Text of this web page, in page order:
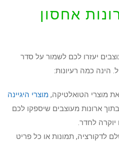
אחסון
יעזרו לכם לשמור על סדר
הינה כמה רעיונות:
מוצרי הטואלטיקה, מוצרי היגיינה
ארונות מעוצבים שיספקו לכם
יוקרה לחדר.
לדקורציה, תמונות או כל פריט